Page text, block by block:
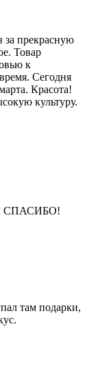
прекрасную
Товар
к
Сегодня
Красота!
культуру.
СПАСИБО!
там подарки,